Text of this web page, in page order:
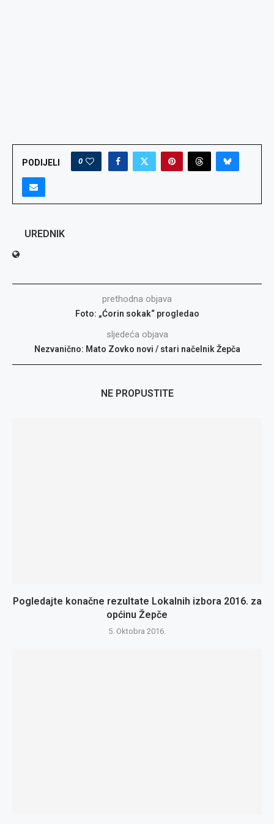
PODIJELI 0
UREDNIK
prethodna objava
Foto: „Ćorin sokak“ progledao
sljedeća objava
Nezvanično: Mato Zovko novi / stari načelnik Žepča
NE PROPUSTITE
Pogledajte konačne rezultate Lokalnih izbora 2016. za
općinu Žepče
5. Oktobra 2016.